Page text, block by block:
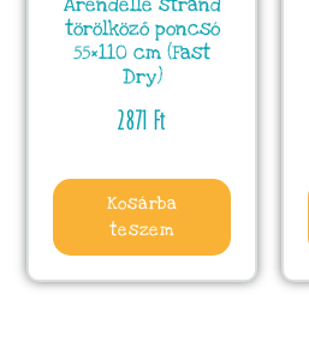
törölköző poncsó
55×110 cm (Fast
Dry)
2871 Ft
Kosárba
teszem